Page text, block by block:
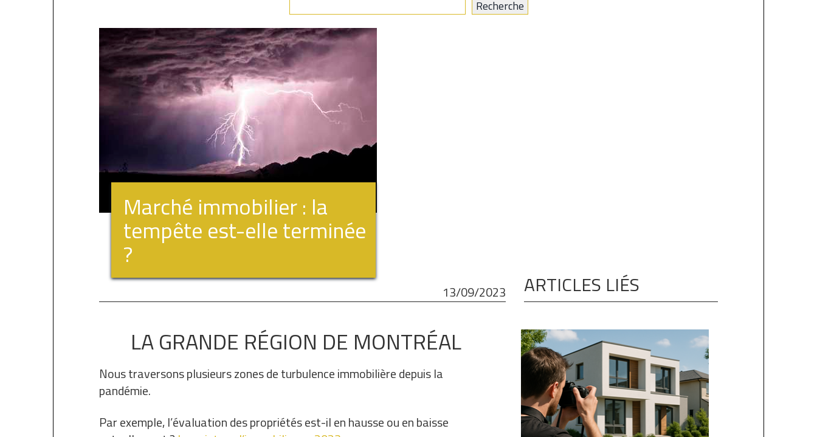
Marché immobilier : la
tempête est-elle terminée
?
13/09/2023 ARTICLES LIÉS
LA GRANDE RÉGION DE MONTRÉAL
Nous traversons plusieurs zones de turbulence immobilière depuis la
pandémie.
Par exemple, l’évaluation des propriétés est-il en hausse ou en baisse